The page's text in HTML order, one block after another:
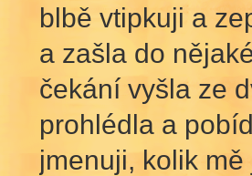
blbě vtipkuji a
a zašla do
čekání vyšla ze
prohlédla a
jmenuji, kolik